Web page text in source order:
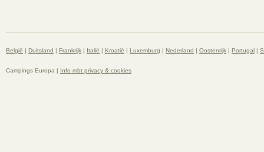
België | Duitsland | Frankrijk | Italië | Kroatië | Luxemburg | Nederland | Oostenrijk | Portugal |
Campings Europa | Info mbt privacy & cookies